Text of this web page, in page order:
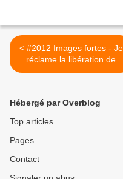
< #2012 Images fortes - Je
réclame la libération de
Simone Gbagbo (10 bis ou
Hébergé par Overblog
Top articles
Pages
Contact